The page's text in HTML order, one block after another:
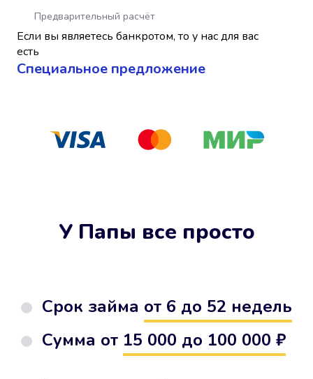
Если вы являетесь банкротом, то у нас для вас
есть
Cпециальное предложение
Предварительный расчёт
У Папы все просто
Срок займа от 6 до 52 недель
Сумма от 15 000 до 100 000 ₽